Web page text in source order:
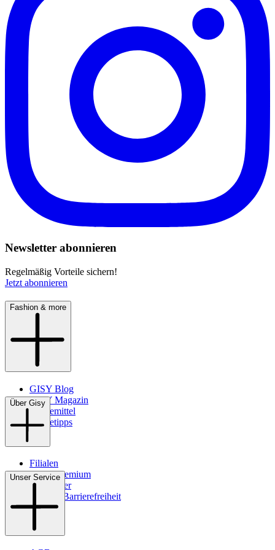
Newsletter abonnieren
Regelmäßig Vorteile sichern!
Jetzt abonnieren
Fashion & more
GISY Blog
GISY Magazin
Pflegemittel
Pflegetipps
Über Gisy
Filialen
WMS-Premium
Newsletter
Digitale Barrierefreiheit
Unser Service